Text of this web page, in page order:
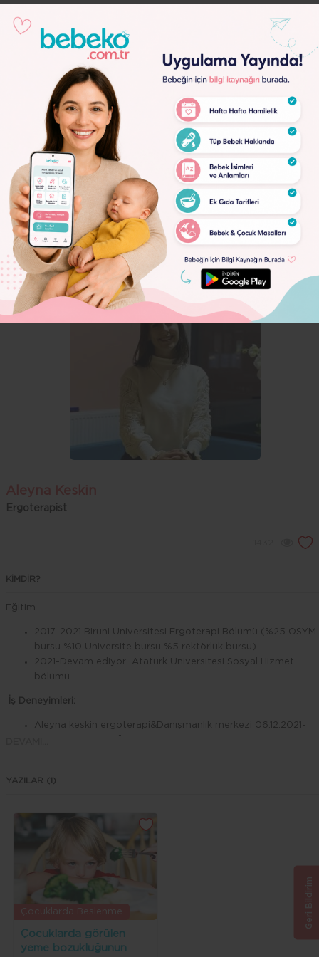
Lorem
Ipsum
Dolor
Lorem
Ipsum
Dolor
Ergoterapist
KİMDİR?
Eğitim
2017-2021 Biruni Üniversitesi Ergoterapi Bölümü (%25 ÖSYM
bursu %10 Üniversite bursu %5 rektörlük bursu)
2021-Devam ediyor Atatürk Üniversitesi Sosyal Hizmet
bölümü
İş Deneyimleri:
Aleyna keskin ergoterapi&Danışmanlık merkezi 06.12.2021-
Spirit Of Ergotherapy · Stajyer 2020
örnoram · Stajyer 2020
BETA REHABİLİTASYON MERKEZİ · Stajyer 2020
Melek Özel Eğitim Rehabilitasyon Merkezi · Stajyer 2019
Sertifika ve seminerler
Rehabilitasyonda teknoloji
Genel iş sağlığı ve güvenliği
Fizyoterapi&Ergoterapi ortak sempozyumu
YAZILAR (1)
Çocuklarda görülen
yeme bozukluğunun